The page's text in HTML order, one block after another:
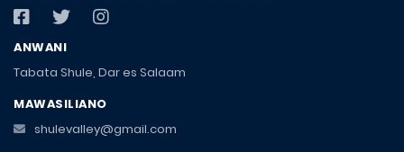
ANWANI
Tabata Shule, Dar es Salaam
MAWASILIANO
shulevalley@gmail.com